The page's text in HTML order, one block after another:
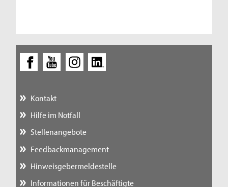
Kontakt
Hilfe im Notfall
Stellenangebote
Feedbackmanagement
Hinweisgebermeldestelle
Informationen für Beschäftigte